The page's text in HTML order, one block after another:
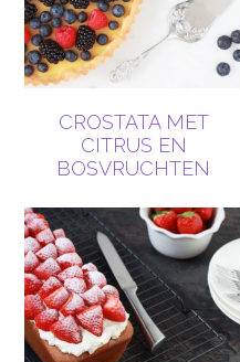
CROSTATA MET
CITRUS EN
BOSVRUCHTEN